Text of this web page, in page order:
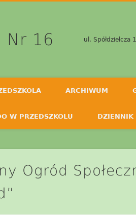
Nr 16 ul. Spółdzielcza
ARCHIWUM
W PRZEDSZKOLU DZIENNIK
Ogród